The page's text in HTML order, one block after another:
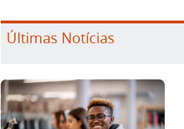
Últimas Notícias